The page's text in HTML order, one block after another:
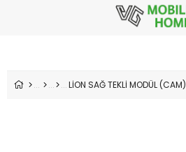
LİON SAĞ TEKLİ MODÜL (CAM)